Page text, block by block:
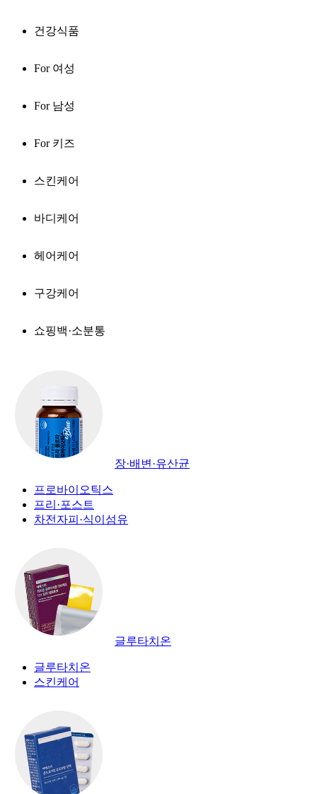
건강식품
For 여성
For 남성
For 키즈
스킨케어
바디케어
헤어케어
구강케어
쇼핑백·소분통
장·배변·유산균
프로바이오틱스
프리·포스트
차전자피·식이섬유
글루타치온
글루타치온
스킨케어